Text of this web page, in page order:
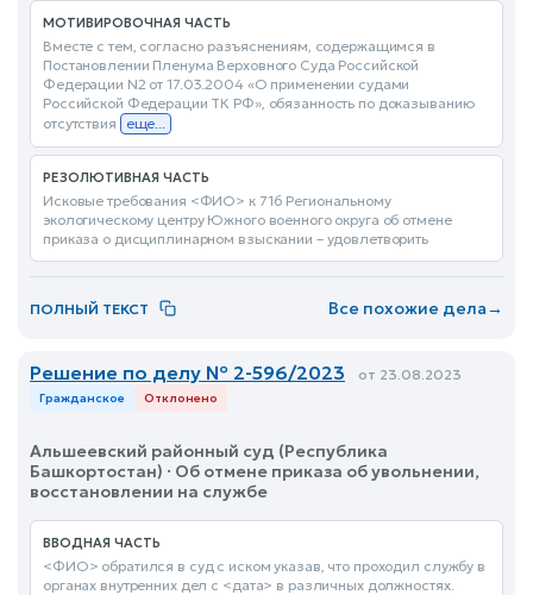
МОТИВИРОВОЧНАЯ ЧАСТЬ
Вместе с тем, согласно разъяснениям, содержащимся в
Постановлении Пленума Верховного Суда Российской
Федерации N2 от 17.03.2004 «О применении судами
Российской Федерации ТК РФ», обязанность по доказыванию
отсутствия
еще...
РЕЗОЛЮТИВНАЯ ЧАСТЬ
Исковые требования <ФИО> к 716 Региональному
экологическому центру Южного военного округа об отмене
приказа о дисциплинарном взыскании – удовлетворить
ПОЛНЫЙ ТЕКСТ Все похожие дела→
Решение по делу № 2-596/2023 от 23.08.2023
Гражданское Отклонено
Альшеевский районный суд (Республика
Башкортостан) · Об отмене приказа об увольнении,
восстановлении на службе
ВВОДНАЯ ЧАСТЬ
<ФИО> обратился в суд с иском указав, что проходил службу в
органах внутренних дел с <дата> в различных должностях.